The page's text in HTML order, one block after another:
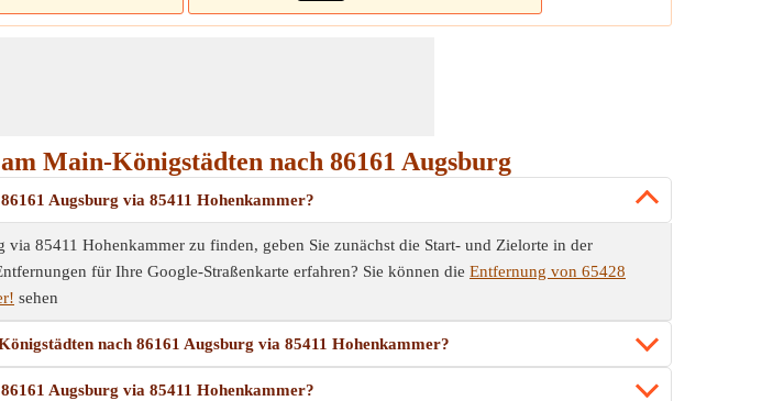
Main-Königstädten nach 86161 Augsburg
Augsburg via 85411 Hohenkammer?
85411 Hohenkammer zu finden, geben Sie zunächst die Start- und Zielorte in der
für Ihre Google-Straßenkarte erfahren? Sie können die Entfernung von 65428
sehen
nach 86161 Augsburg via 85411 Hohenkammer?
Augsburg via 85411 Hohenkammer?